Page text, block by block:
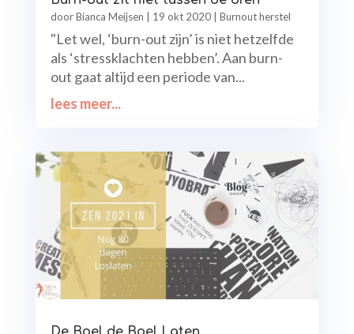
doorBianca Meijsen 19 okt 2020| Burnout herstel
"Let wel, ‘burn-out zijn’ is niet hetzelfde
als ‘stressklachten hebben’. Aan burn-
out gaat altijd een periode van...
lees meer...